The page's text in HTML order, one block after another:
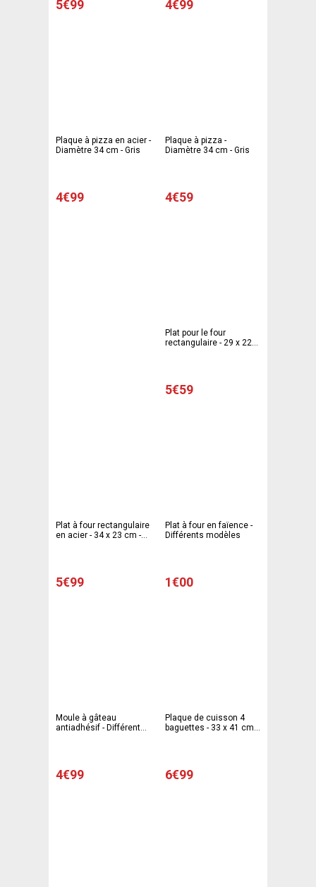
5€99 4€99
Plaque à pizza en acier -
Diamètre 34 cm - Gris
4€99
Plaque à pizza -
Diamètre 34 cm - Gris
4€59
Plat pour le four
rectangulaire - 29 x 22
5€59
Plat à four rectangulaire
en acier - 34 x 23 cm -
5€99
Plat à four en faïence -
Différents modèles
1€00
Moule à gâteau
antiadhésif - Différentes
4€99
Plaque de cuisson 4
baguettes - 33 x 41 cm -
6€99